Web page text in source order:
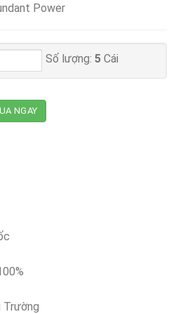
Power
Số lượng: 5Cái
NGAY
Trường